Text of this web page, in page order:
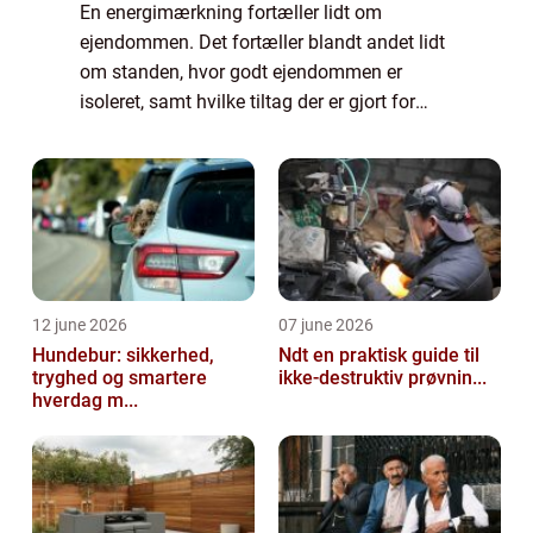
En energimærkning fortæller lidt om
ejendommen. Det fortæller blandt andet lidt
om standen, hvor godt ejendommen er
isoleret, samt hvilke tiltag der er gjort for
en potentiel køber mulighed for at vurdere, ...
12 june 2026
Hundebur: sikkerhed,
tryghed og smartere
hverdag m...
07 june 2026
Ndt en praktisk guide til
ikke-destruktiv prøvnin...